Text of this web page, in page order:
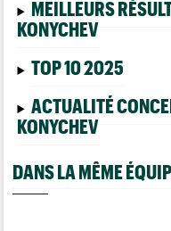
MEILLEURS
KONYCHEV
TOP 10 2025
ACTUALITÉ
KONYCHEV
DANS LA MÊME